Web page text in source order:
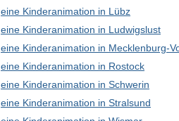
eine Kinderanimation in Lübz
eine Kinderanimation in Ludwigslust
eine Kinderanimation in Mecklenburg-
eine Kinderanimation in Rostock
eine Kinderanimation in Schwerin
eine Kinderanimation in Stralsund